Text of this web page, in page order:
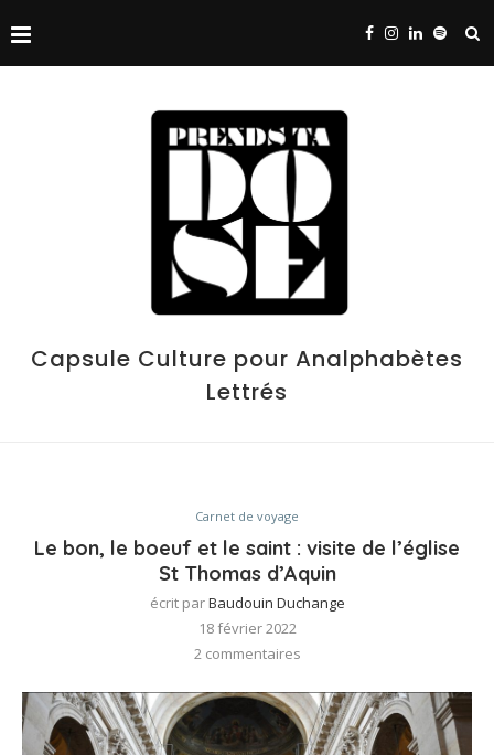
Capsule Culture pour Analphabètes
Lettrés
Carnet de voyage
Le bon, le boeuf et le saint : visite de l’église
St Thomas d’Aquin
écrit parBaudouin Duchange
18 février 2022
2 commentaires